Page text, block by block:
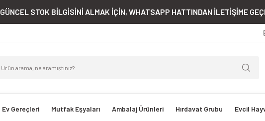
GÜNCEL STOK BİLGİSİNİ ALMAK İÇİN, WHATSAPP HATTINDAN İLETİŞİME
Ev Gereçleri Mutfak Eşyaları Ambalaj Ürünleri Hırdavat Grubu Evcil